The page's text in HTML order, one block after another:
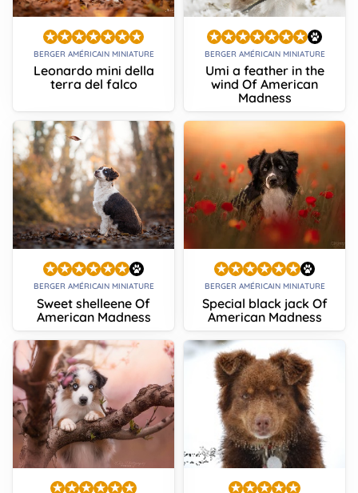
BERGER AMÉRICAIN MINIATURE
Leonardo mini della
terra del falco
BERGER AMÉRICAIN MINIATURE
Umi a feather in the
wind Of American
Madness
BERGER AMÉRICAIN MINIATURE
Sweet shelleene Of
American Madness
BERGER AMÉRICAIN MINIATURE
Special black jack Of
American Madness